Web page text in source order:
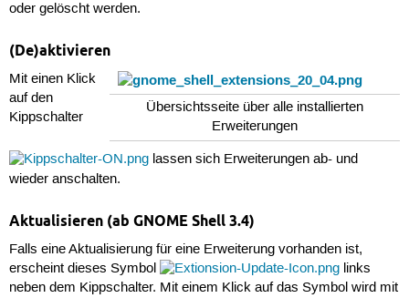
oder gelöscht werden.
(De)aktivieren
Übersichtsseite über alle installierten
Erweiterungen
Mit einen Klick
auf den
Kippschalter
lassen sich Erweiterungen ab- und
wieder anschalten.
Aktualisieren (ab GNOME Shell 3.4)
Falls eine Aktualisierung für eine Erweiterung vorhanden ist,
erscheint dieses Symbol
links
neben dem Kippschalter. Mit einem Klick auf das Symbol wird mit